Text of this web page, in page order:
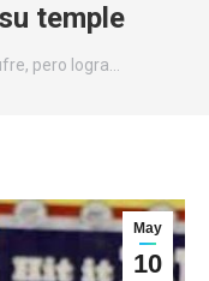
temple
pero logra…
May
10